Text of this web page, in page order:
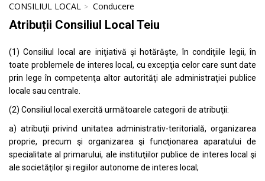
CONSILIUL LOCAL Conducere
Atribuții Consiliul Local Teiu
(1) Consiliul local are iniţiativă şi hotărăşte, în condiţiile legii, în
toate problemele de interes local, cu excepţia celor care sunt date
prin lege în competenţa altor autorităţi ale administraţiei publice
locale sau centrale.
(2) Consiliul local exercită următoarele categorii de atribuţii:
a) atribuţii privind unitatea administrativ-teritorială, organizarea
proprie, precum şi organizarea şi funcţionarea aparatului de
specialitate al primarului, ale instituţiilor publice de interes local şi
ale societăţilor şi regiilor autonome de interes local;